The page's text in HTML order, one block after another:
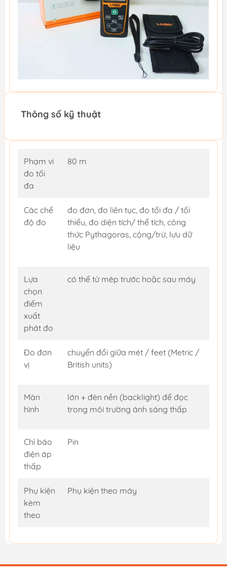
Thông số kỹ thuật
Phạm vi
đo tối
đa
80 m
Các chế
độ đo
đo đơn, đo liên tục, đo tối đa / tối
thiểu, đo diện tích/ thể tích, công
thức Pythagoras, cộng/trừ, lưu dữ
liệu
Lựa
chọn
điểm
xuất
phát đo
có thể từ mép trước hoặc sau máy
Đo đơn
vị
chuyển đổi giữa mét / feet (Metric /
British units)
Màn
hình
lớn + đèn nền (backlight) để đọc
trong môi trường ánh sáng thấp
Chỉ báo
điện áp
thấp
Pin
Phụ kiện
kèm
theo
Phụ kiện theo máy